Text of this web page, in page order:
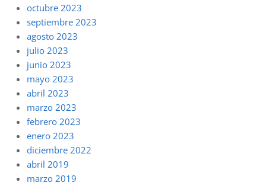
octubre 2023
septiembre 2023
agosto 2023
julio 2023
junio 2023
mayo 2023
abril 2023
marzo 2023
febrero 2023
enero 2023
diciembre 2022
abril 2019
marzo 2019